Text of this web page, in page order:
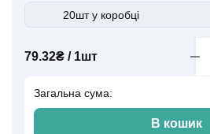
20шт у коробці
79.32₴ / 1шт
Загальна сума:
В кошик